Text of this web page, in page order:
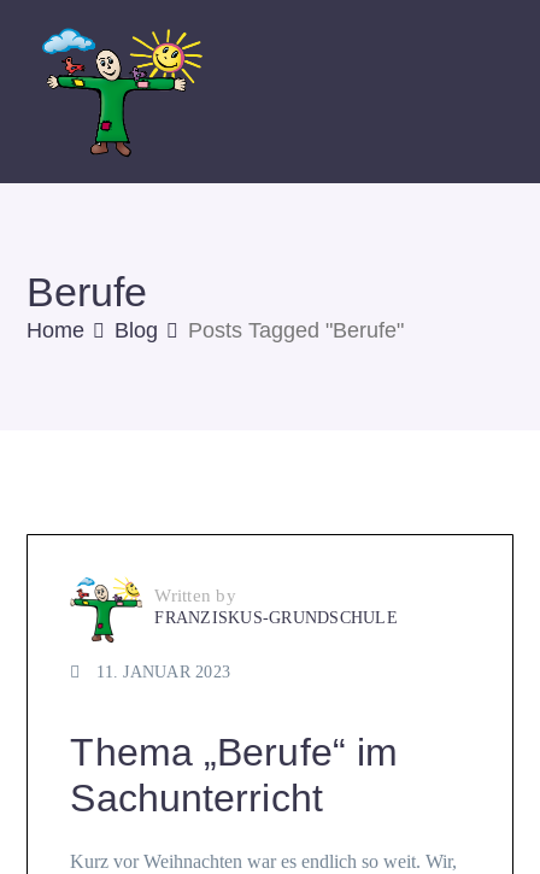
Berufe
Home Blog Posts Tagged "Berufe"
Written by
FRANZISKUS-GRUNDSCHULE
11. JANUAR 2023
Thema „Berufe“ im
Sachunterricht
Kurz vor Weihnachten war es endlich so weit. Wir,